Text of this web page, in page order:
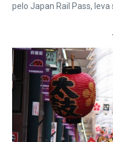
pelo Japan Rail Pass,